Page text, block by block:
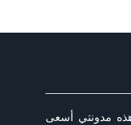
مدونتي أسعى